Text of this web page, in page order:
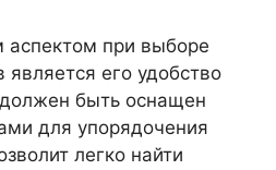
при выборе
его удобство
быть оснащен
для упорядочения
легко найти